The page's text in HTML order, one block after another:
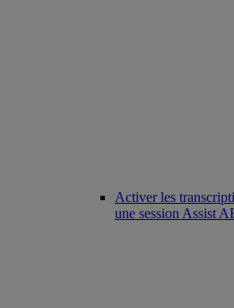
Activer les
une session Assist